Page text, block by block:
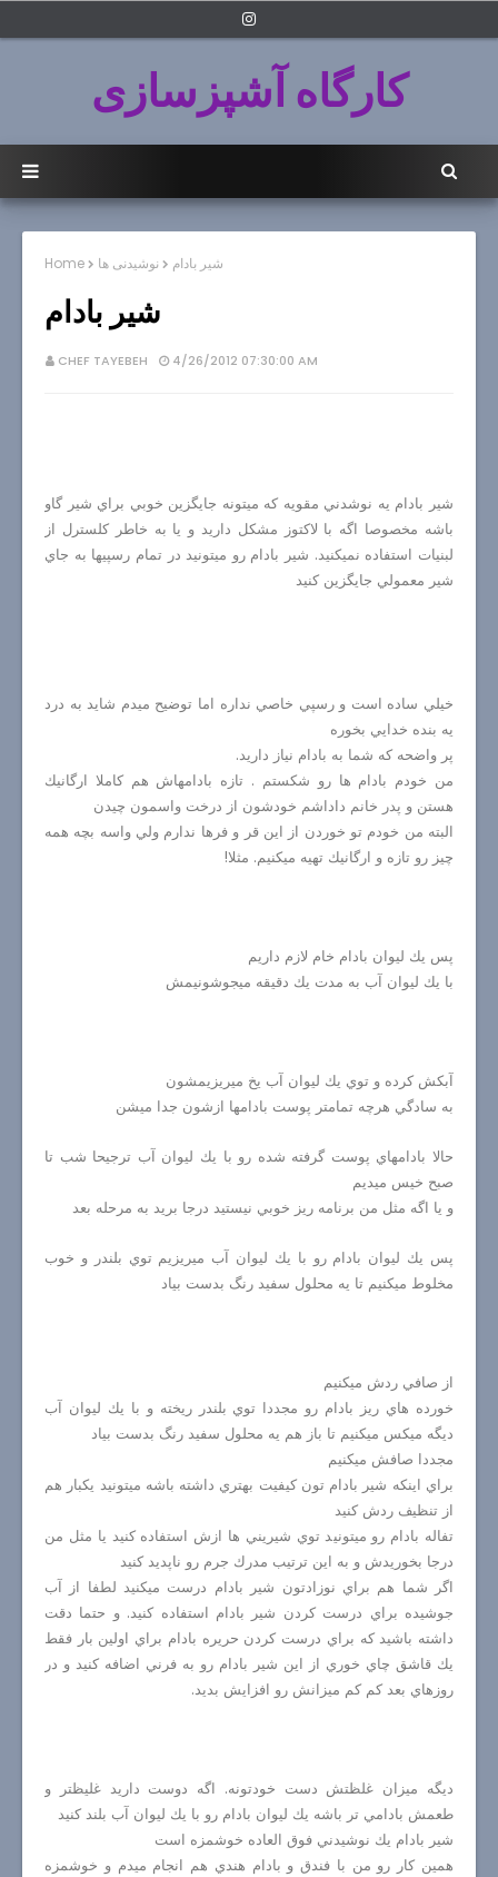
کارگاه آشپزسازی
Home نوشیدنی ها شير بادام
شير بادام
CHEF TAYEBEH 4/26/2012 07:30:00 AM
شير بادام يه نوشدني مقويه كه ميتونه جايگزين خوبي براي شير گاو
باشه مخصوصا اگه با لاكتوز مشكل داريد و يا به خاطر كلسترل از
لبنيات استفاده نميكنيد. شير بادام رو ميتونيد در تمام رسپيها به جاي
شير معمولي جايگزين كنيد
خيلي ساده است و رسپي خاصي نداره اما توضيح ميدم شايد به درد
يه بنده خدايي بخوره
پر واضحه كه شما به بادام نياز داريد.
من خودم بادام ها رو شكستم . تازه بادامهاش هم كاملا ارگانيك
هستن و پدر خانم داداشم خودشون از درخت واسمون چيدن
البته من خودم تو خوردن از اين قر و فرها ندارم ولي واسه بچه همه
چيز رو تازه و ارگانيك تهيه ميكنيم. مثلا!
پس يك ليوان بادام خام لازم داريم
با يك ليوان آب به مدت يك دقيقه ميجوشونيمش
آبكش كرده و توي يك ليوان آب يخ ميريزيمشون
به سادگي هرچه تمامتر پوست بادامها ازشون جدا ميشن
حالا بادامهاي پوست گرفته شده رو با يك ليوان آب ترجيحا شب تا
صبح خيس ميديم
و يا اگه مثل من برنامه ريز خوبي نيستيد درجا بريد به مرحله بعد
پس يك ليوان بادام رو با يك ليوان آب ميريزيم توي بلندر و خوب
مخلوط ميكنيم تا يه محلول سفيد رنگ بدست بياد
از صافي ردش ميكنيم
خورده هاي ريز بادام رو مجددا توي بلندر ريخته و با يك ليوان آب
ديگه ميكس ميكنيم تا باز هم يه محلول سفيد رنگ بدست بياد
مجددا صافش ميكنيم
براي اينكه شير بادام تون كيفيت بهتري داشته باشه ميتونيد يكبار هم
از تنظيف ردش كنيد
تفاله بادام رو ميتونيد توي شيريني ها ازش استفاده كنيد يا مثل من
درجا بخوريدش و به اين ترتيب مدرك جرم رو ناپديد كنيد
اگر شما هم براي نوزادتون شير بادام درست ميكنيد لطفا از آب
جوشيده براي درست كردن شير بادام استفاده كنيد. و حتما دقت
داشته باشيد كه براي درست كردن حريره بادام براي اولين بار فقط
يك قاشق چاي خوري از اين شير بادام رو به فرني اضافه كنيد و در
روزهاي بعد كم كم ميزانش رو افزايش بديد.
ديگه ميزان غلظتش دست خودتونه. اگه دوست داريد غليظتر و
طعمش بادامي تر باشه يك ليوان بادام رو با يك ليوان آب بلند كنيد
شير بادام يك نوشيدني فوق العاده خوشمزه است
همين كار رو من با فندق و بادام هندي هم انجام ميدم و خوشمزه